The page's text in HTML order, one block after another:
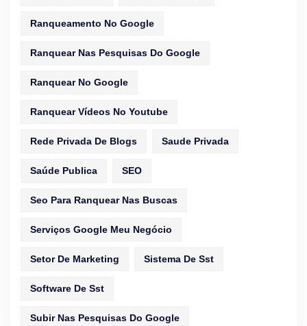
Ranqueamento No Google
Ranquear Nas Pesquisas Do Google
Ranquear No Google
Ranquear Vídeos No Youtube
Rede Privada De Blogs Saude Privada
Saúde Publica SEO
Seo Para Ranquear Nas Buscas
Serviços Google Meu Negócio
Setor De Marketing Sistema De Sst
Software De Sst
Subir Nas Pesquisas Do Google